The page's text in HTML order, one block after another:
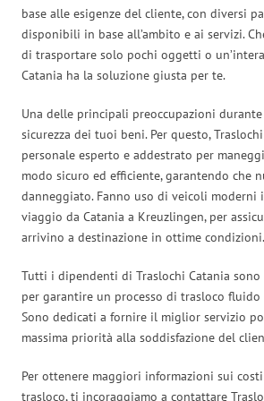
base alle esigenze del cliente, con diversi
disponibili in base all’ambito e ai servizi.
di trasportare solo pochi oggetti o un’intera
Catania ha la soluzione giusta per te.
Una delle principali preoccupazioni
sicurezza dei tuoi beni. Per questo,
personale esperto e addestrato per
modo sicuro ed efficiente, garantendo che
danneggiato. Fanno uso di veicoli
viaggio da Catania a Kreuzlingen, per
arrivino a destinazione in ottime condizioni.
Tutti i dipendenti di Traslochi Catania
per garantire un processo di trasloco fluido
Sono dedicati a fornire il miglior servizio
massima priorità alla soddisfazione del
Per ottenere maggiori informazioni sui
trasloco, ti incoraggiamo a contattare